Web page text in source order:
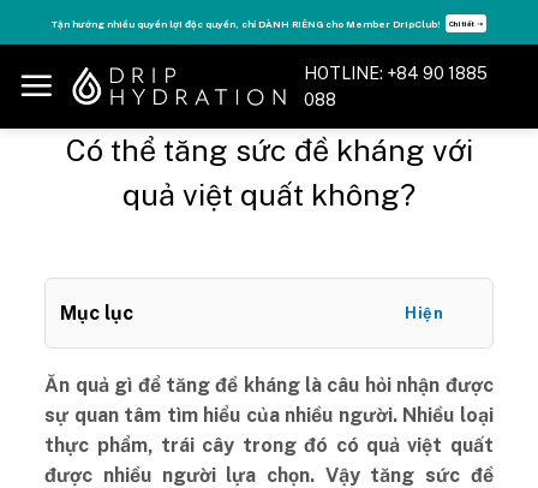
to
content
Tăng năng lượng - sống đỉnh cao với thẻ Vitamin Drip Membership. Xem ngay ➝
HOTLINE: +84 90 1885
088
Có thể tăng sức đề kháng với
quả việt quất không?
Mục lục Hiện
Ăn quả gì để tăng đề kháng là câu hỏi nhận được
sự quan tâm tìm hiểu của nhiều người. Nhiều loại
thực phẩm, trái cây trong đó có quả việt quất
được nhiều người lựa chọn. Vậy tăng sức đề